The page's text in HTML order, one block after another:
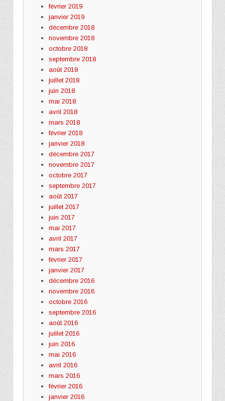
février 2019
janvier 2019
décembre 2018
novembre 2018
octobre 2018
septembre 2018
août 2018
juillet 2018
juin 2018
mai 2018
avril 2018
mars 2018
février 2018
janvier 2018
décembre 2017
novembre 2017
octobre 2017
septembre 2017
août 2017
juillet 2017
juin 2017
mai 2017
avril 2017
mars 2017
février 2017
janvier 2017
décembre 2016
novembre 2016
octobre 2016
septembre 2016
août 2016
juillet 2016
juin 2016
mai 2016
avril 2016
mars 2016
février 2016
janvier 2016